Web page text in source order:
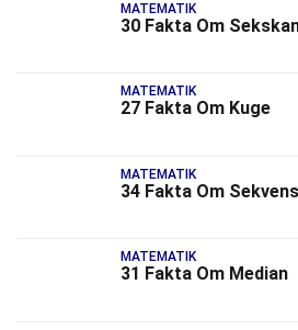
MATEMATIK
30 Fakta Om
MATEMATIK
27 Fakta Om Kuge
MATEMATIK
34 Fakta Om Sekvens
MATEMATIK
31 Fakta Om Median